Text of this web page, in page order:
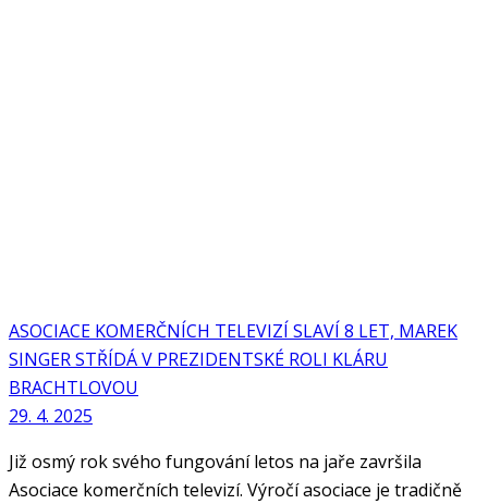
ASOCIACE KOMERČNÍCH TELEVIZÍ SLAVÍ 8 LET, MAREK
SINGER STŘÍDÁ V PREZIDENTSKÉ ROLI KLÁRU
BRACHTLOVOU
29. 4. 2025
Již osmý rok svého fungování letos na jaře završila
Asociace komerčních televizí. Výročí asociace je tradičně